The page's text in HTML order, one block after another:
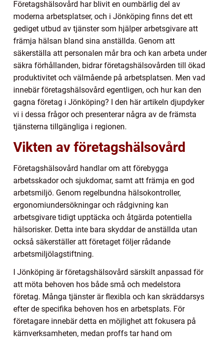
Företagshälsovård har blivit en oumbärlig del av
moderna arbetsplatser, och i Jönköping finns det ett
gediget utbud av tjänster som hjälper arbetsgivare att
främja hälsan bland sina anställda. Genom att
säkerställa att personalen mår bra och kan arbeta under
säkra förhållanden, bidrar företagshälsovården till ökad
produktivitet och välmående på arbetsplatsen. Men vad
innebär företagshälsovård egentligen, och hur kan den
gagna företag i Jönköping? I den här artikeln djupdyker
vi i dessa frågor och presenterar några av de främsta
tjänsterna tillgängliga i regionen.
Vikten av företagshälsovård
Företagshälsovård handlar om att förebygga
arbetsskador och sjukdomar, samt att främja en god
arbetsmiljö. Genom regelbundna hälsokontroller,
ergonomiundersökningar och rådgivning kan
arbetsgivare tidigt upptäcka och åtgärda potentiella
hälsorisker. Detta inte bara skyddar de anställda utan
också säkerställer att företaget följer rådande
arbetsmiljölagstiftning.
I Jönköping är företagshälsovård särskilt anpassad för
att möta behoven hos både små och medelstora
företag. Många tjänster är flexibla och kan skräddarsys
efter de specifika behoven hos en arbetsplats. För
företagare innebär detta en möjlighet att fokusera på
kärnverksamheten, medan proffs tar hand om